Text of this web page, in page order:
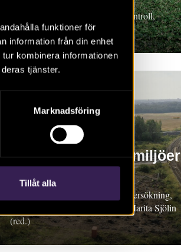
funktioner för
information från din enhet
kombinera informationen
tjänster.
Marknadsföring
Tillåt alla
Rapport 2022:10 Arkeologisk kontroll,
Östergötland. Rikard Hedvall
RAPPORT 2022:3
Gravar och gårdsmiljöer
vid Bådstorp
Rapport 2022:3 Arkeologisk undersökning,
Östergötland. Anton Seiler och Marita Sjölin
(red.)